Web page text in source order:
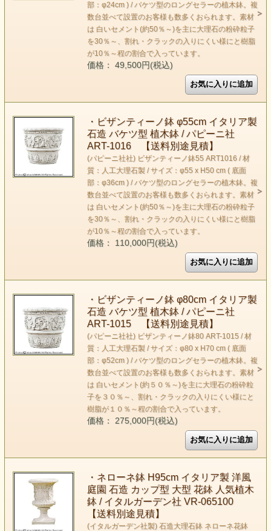
部：φ24cm ) / バケツ型のロングセラーの植木鉢。複
数台並べて設置のお客様も数多くおられます。素材
は 白いセメント(約50％～)を主に大理石の粉砕粒子
を30％～、割れ・クラックの入りにくい様にと樹脂
が10％～程の割合で入っています。
価格： 49,500円(税込)
・ビザンティーノ鉢 φ55cm イタリア製
石造 バケツ型 植木鉢 / パピーニ社
ART-1016 【送料別途見積】
(パピーニ社社) ビザンティーノ鉢55 ART1016 / 材
質：人工大理石製 / サイズ：φ55 x H50 cm ( 底面
部：φ36cm ) / バケツ型のロングセラーの植木鉢。複
数台並べて設置のお客様も数多くおられます。素材
は 白いセメント(約50％～)を主に大理石の粉砕粒子
を30％～、割れ・クラックの入りにくい様にと樹脂
が10％～程の割合で入っています。
価格： 110,000円(税込)
・ビザンティーノ鉢 φ80cm イタリア製
石造 バケツ型 植木鉢 / パピーニ社
ART-1015 【送料別途見積】
(パピーニ社社) ビザンティーノ鉢80 ART-1015 / 材
質：人工大理石製 / サイズ：φ80 x H70 cm ( 底面
部：φ52cm ) / バケツ型のロングセラーの植木鉢。複
数台並べて設置のお客様も数多くおられます。素材
は 白いセメント(約５０％～)を主に大理石の粉砕粒
子を３０％～、割れ・クラックの入りにくい様にと
樹脂が１０％～程の割合で入っています。
価格： 275,000円(税込)
・ネローネ鉢 H95cm イタリア製 洋風
庭園 石造 カップ型 大型 花鉢 人気植木
鉢 / イタルガーデン社 VR-065100
【送料別途見積】
(イタルガーデン社製) 石造大理石鉢 ネローネ花鉢